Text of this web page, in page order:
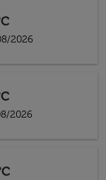
2026
2026